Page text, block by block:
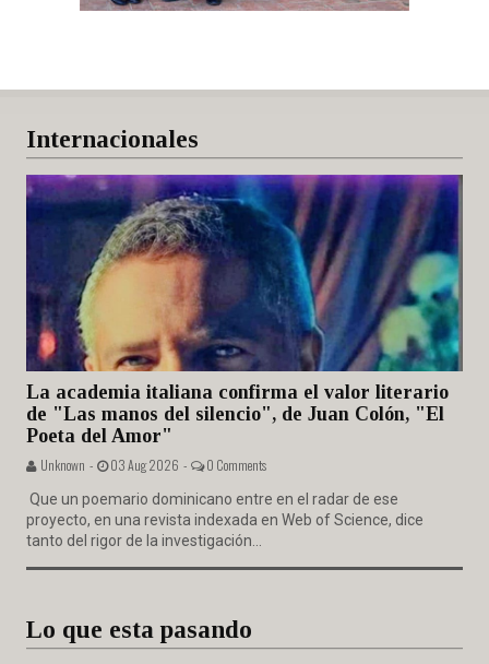
Internacionales
La academia italiana confirma el valor literario
de "Las manos del silencio", de Juan Colón, "El
Poeta del Amor"
Unknown - 03 Aug 2026 - 0 Comments
Que un poemario dominicano entre en el radar de ese
proyecto, en una revista indexada en Web of Science, dice
tanto del rigor de la investigación...
Lo que esta pasando